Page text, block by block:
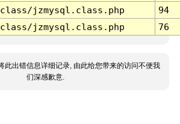
jzmysql.class.php
94
jzmysql.class.php 76
此出错信息详细记录, 由此给您带来的访问不便我
们深感歉意.